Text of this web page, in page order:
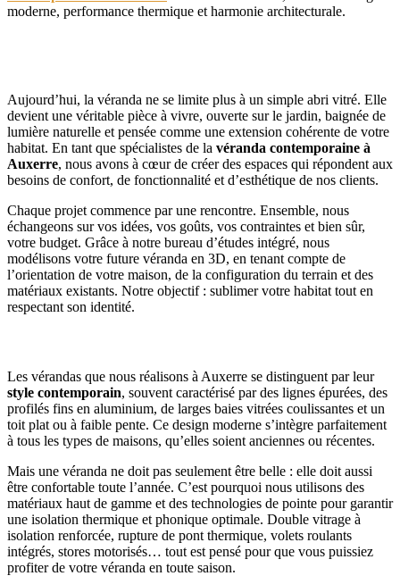
moderne, performance thermique et harmonie architecturale.
Aujourd’hui, la véranda ne se limite plus à un simple abri vitré. Elle
devient une véritable pièce à vivre, ouverte sur le jardin, baignée de
lumière naturelle et pensée comme une extension cohérente de votre
habitat. En tant que spécialistes de la véranda contemporaine à
Auxerre, nous avons à cœur de créer des espaces qui répondent aux
besoins de confort, de fonctionnalité et d’esthétique de nos clients.
Chaque projet commence par une rencontre. Ensemble, nous
échangeons sur vos idées, vos goûts, vos contraintes et bien sûr,
votre budget. Grâce à notre bureau d’études intégré, nous
modélisons votre future véranda en 3D, en tenant compte de
l’orientation de votre maison, de la configuration du terrain et des
matériaux existants. Notre objectif : sublimer votre habitat tout en
respectant son identité.
Les vérandas que nous réalisons à Auxerre se distinguent par leur
style contemporain, souvent caractérisé par des lignes épurées, des
profilés fins en aluminium, de larges baies vitrées coulissantes et un
toit plat ou à faible pente. Ce design moderne s’intègre parfaitement
à tous les types de maisons, qu’elles soient anciennes ou récentes.
Mais une véranda ne doit pas seulement être belle : elle doit aussi
être confortable toute l’année. C’est pourquoi nous utilisons des
matériaux haut de gamme et des technologies de pointe pour garantir
une isolation thermique et phonique optimale. Double vitrage à
isolation renforcée, rupture de pont thermique, volets roulants
intégrés, stores motorisés… tout est pensé pour que vous puissiez
profiter de votre véranda en toute saison.